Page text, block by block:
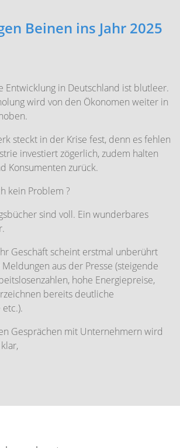
Beinen ins Jahr 2025
Entwicklung in Deutschland ist blutleer.
wird von den Ökonomen weiter in
steckt in der Krise fest, denn es fehlen
investiert zögerlich, zudem halten
Konsumenten zurück.
kein Problem ?
sind voll. Ein wunderbares
Geschäft scheint erstmal unberührt
aus der Presse (steigende
hohe Energiepreise,
bereits deutliche
Gesprächen mit Unternehmern wird